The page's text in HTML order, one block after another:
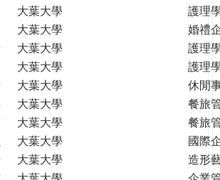
大葉大學
護理
大葉大學
婚禮
大葉大學
護理
大葉大學
護理
大葉大學
休閒
大葉大學
餐旅
大葉大學
餐旅
大葉大學
國際
大葉大學
造形